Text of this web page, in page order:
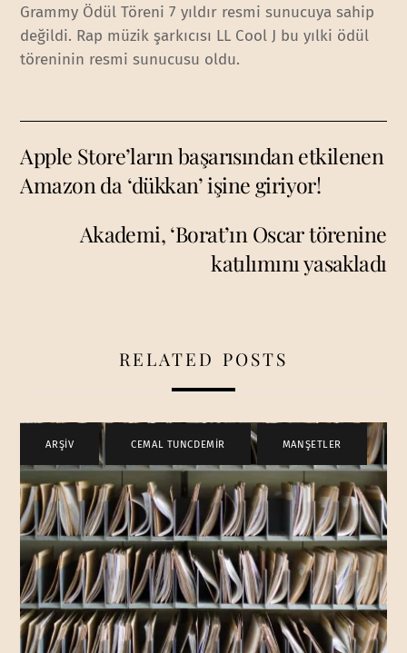
Grammy Ödül Töreni 7 yıldır resmi sunucuya sahip
değildi. Rap müzik şarkıcısı LL Cool J bu yılki ödül
töreninin resmi sunucusu oldu.
Apple Store’ların başarısından etkilenen
Amazon da ‘dükkan’ işine giriyor!
Akademi, ‘Borat’ın Oscar törenine
katılımını yasakladı
RELATED POSTS
ARŞİV CEMAL TUNCDEMİR , MANŞETLER